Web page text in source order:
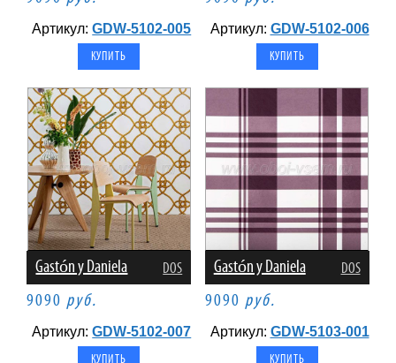
Артикул:GDW-5102-005 Артикул: GDW-5102-006
Gastón y Daniela DOS
9090 руб.
Артикул:GDW-5102-007
Gastón y Daniela DOS
9090 руб.
Артикул: GDW-5103-001